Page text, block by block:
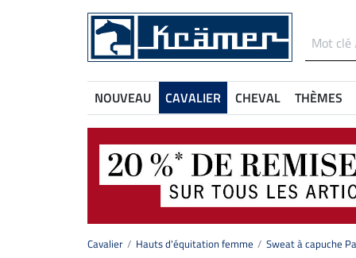
NOUVEAU CAVALIER CHEVAL THÈMES
Cavalier Hauts d'équitation femme Sweat à capuche